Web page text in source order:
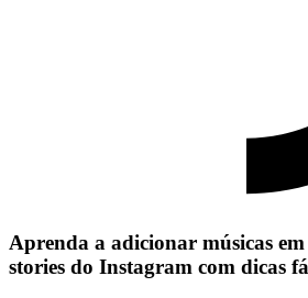
Aprenda a adicionar​ músicas
stories​ do Instagram com dicas